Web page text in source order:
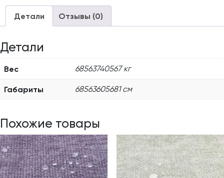
Детали Отзывы (0)
Детали
Вес 68563740567 кг
Габариты 68563605681 см
Похожие товары